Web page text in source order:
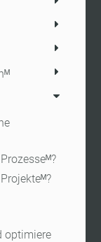
optimiere